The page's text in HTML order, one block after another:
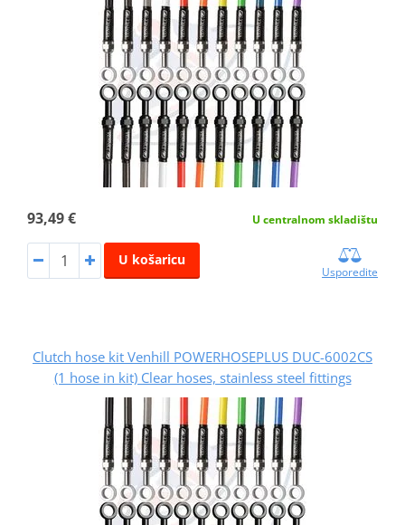
93,49 € U centralnom skladištu
U košaricu
Usporedite
Clutch hose kit Venhill POWERHOSEPLUS DUC-6002CS
(1 hose in kit) Clear hoses, stainless steel fittings